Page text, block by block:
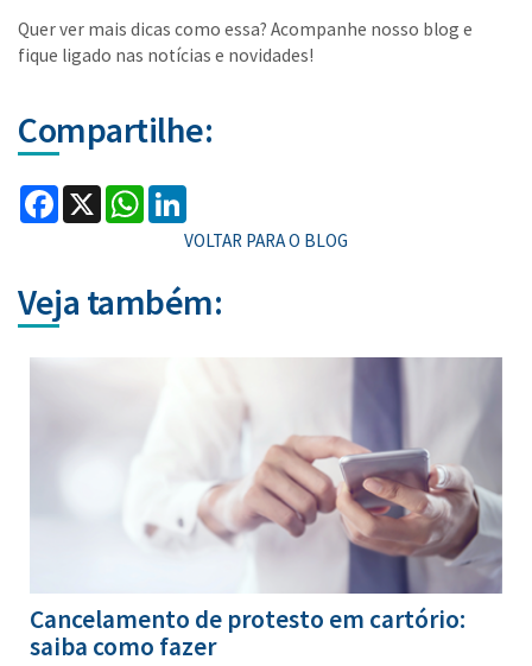
Quer ver mais dicas como essa? Acompanhe nosso blog e
fique ligado nas notícias e novidades!
Compartilhe:
Facebook
X WhatsApp
VOLTAR PARA O BLOG
Veja também:
Cancelamento de protesto em cartório:
saiba como fazer